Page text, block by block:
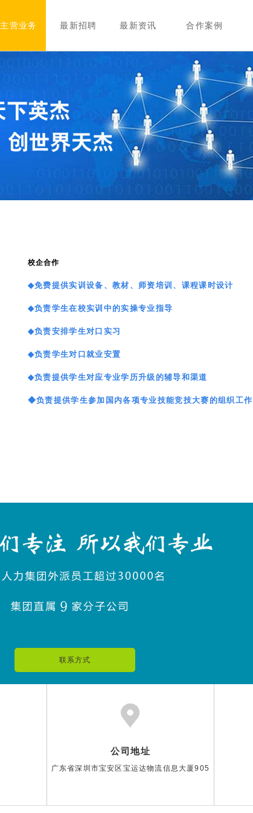
主营业务 最新招聘 最新资讯 合作案例
校企合作
◆免费提供实训设备、教材、师资培训、课程课时设计
◆负责学生在校实训中的实操专业指导
◆负责安排学生对口实习
◆负责学生对口就业安置
◆负责提供学生对应专业学历升级的辅导和渠道
◆负责提供学生参加国内各项专业技能竞技大赛的组织工作
联系方式
公司地址
广东省深圳市宝安区宝运达物流信息大厦905